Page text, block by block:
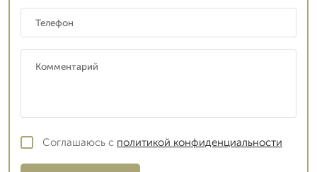
Соглашаюсь с политикой конфиденциальности